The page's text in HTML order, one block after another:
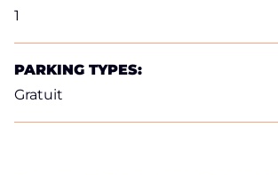
1
PARKING TYPES:
Gratuit